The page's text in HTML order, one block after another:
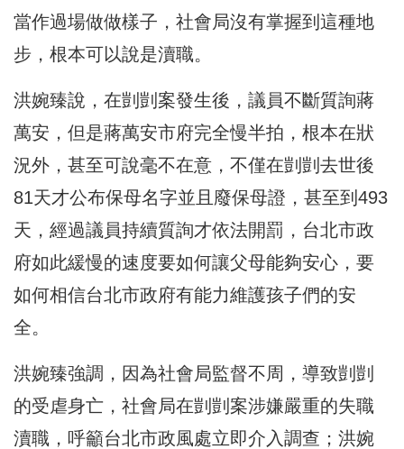
當作過場做做樣子，社會局沒有掌握到這種地
步，根本可以說是瀆職。
洪婉臻說，在剴剴案發生後，議員不斷質詢蔣
萬安，但是蔣萬安市府完全慢半拍，根本在狀
況外，甚至可說毫不在意，不僅在剴剴去世後
81天才公布保母名字並且廢保母證，甚至到493
天，經過議員持續質詢才依法開罰，台北市政
府如此緩慢的速度要如何讓父母能夠安心，要
如何相信台北市政府有能力維護孩子們的安
全。
洪婉臻強調，因為社會局監督不周，導致剴剴
的受虐身亡，社會局在剴剴案涉嫌嚴重的失職
瀆職，呼籲台北市政風處立即介入調查；洪婉